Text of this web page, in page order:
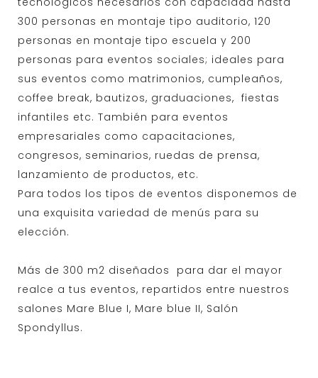
300 personas en montaje tipo auditorio, 120
personas en montaje tipo escuela y 200
personas para eventos sociales; ideales para
sus eventos como matrimonios, cumpleaños,
coffee break, bautizos, graduaciones, fiestas
infantiles etc. También para eventos
empresariales como capacitaciones,
congresos, seminarios, ruedas de prensa,
lanzamiento de productos, etc.
Para todos los tipos de eventos disponemos de
una exquisita variedad de menús para su
elección.
Más de 300 m2 diseñados para dar el mayor
realce a tus eventos, repartidos entre nuestros
salones Mare Blue I, Mare blue II, Salón
Spondyllus.